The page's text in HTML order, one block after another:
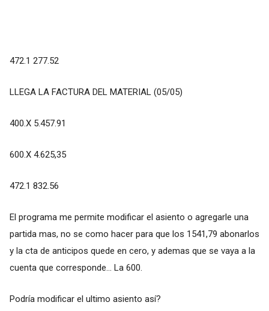
472.1 277.52
LLEGA LA FACTURA DEL MATERIAL (05/05)
400.X 5.457.91
600.X 4.625,35
472.1 832.56
El programa me permite modificar el asiento o agregarle una
partida mas, no se como hacer para que los 1541,79 abonarlos
y la cta de anticipos quede en cero, y ademas que se vaya a la
cuenta que corresponde... La 600.
Podría modificar el ultimo asiento así?